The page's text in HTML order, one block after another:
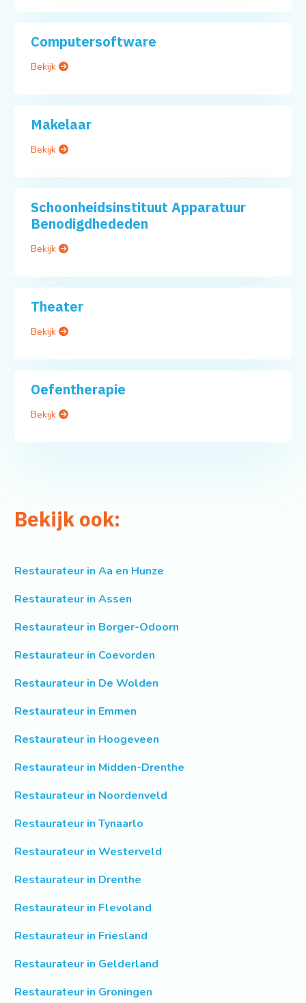
Computersoftware
Bekijk
Makelaar
Bekijk
Schoonheidsinstituut Apparatuur
Benodigdhededen
Bekijk
Theater
Bekijk
Oefentherapie
Bekijk
Bekijk ook:
Restaurateur in Aa en Hunze
Restaurateur in Assen
Restaurateur in Borger-Odoorn
Restaurateur in Coevorden
Restaurateur in De Wolden
Restaurateur in Emmen
Restaurateur in Hoogeveen
Restaurateur in Midden-Drenthe
Restaurateur in Noordenveld
Restaurateur in Tynaarlo
Restaurateur in Westerveld
Restaurateur in Drenthe
Restaurateur in Flevoland
Restaurateur in Friesland
Restaurateur in Gelderland
Restaurateur in Groningen